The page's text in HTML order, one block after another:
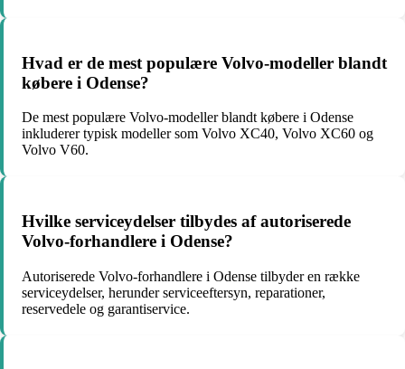
Hvad er de mest populære Volvo-modeller blandt
købere i Odense?
De mest populære Volvo-modeller blandt købere i Odense
inkluderer typisk modeller som Volvo XC40, Volvo XC60 og
Volvo V60.
Hvilke serviceydelser tilbydes af autoriserede
Volvo-forhandlere i Odense?
Autoriserede Volvo-forhandlere i Odense tilbyder en række
serviceydelser, herunder serviceeftersyn, reparationer,
reservedele og garantiservice.